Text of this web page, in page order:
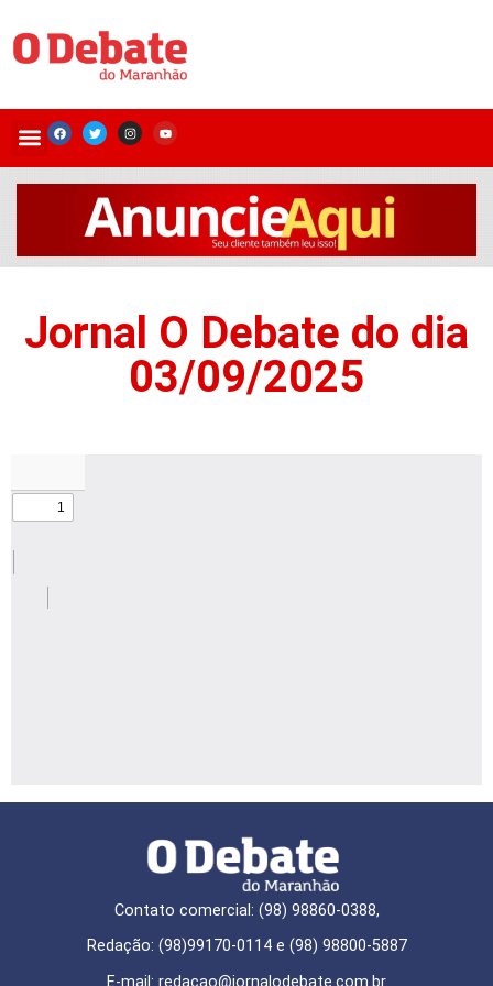
Jornal O Debate do dia
03/09/2025
Contato comercial: (98) 98860-0388,
Redação: (98)99170-0114 e (98) 98800-5887
E-mail: redaçao@jornalodebate.com.br